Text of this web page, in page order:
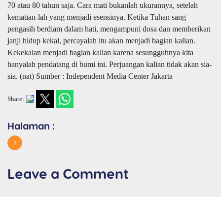
70 atau 80 tahun saja. Cara mati bukanlah ukurannya, setelah
kematian-lah yang menjadi esensinya. Ketika Tuhan sang
pengasih berdiam dalam hati, mengampuni dosa dan memberikan
janji hidup kekal, percayalah itu akan menjadi bagian kalian.
Kekekalan menjadi bagian kalian karena sesungguhnya kita
hanyalah pendatang di bumi ini. Perjuangan kalian tidak akan sia-
sia. (nat) Sumber : Independent Media Center Jakarta
Share:
Halaman :
1
Leave a Comment